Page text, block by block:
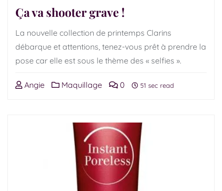
Ça va shooter grave !
La nouvelle collection de printemps Clarins
débarque et attentions, tenez-vous prêt à prendre la
pose car elle est sous le thème des « selfies ».
Angie Maquillage 0 51 sec read